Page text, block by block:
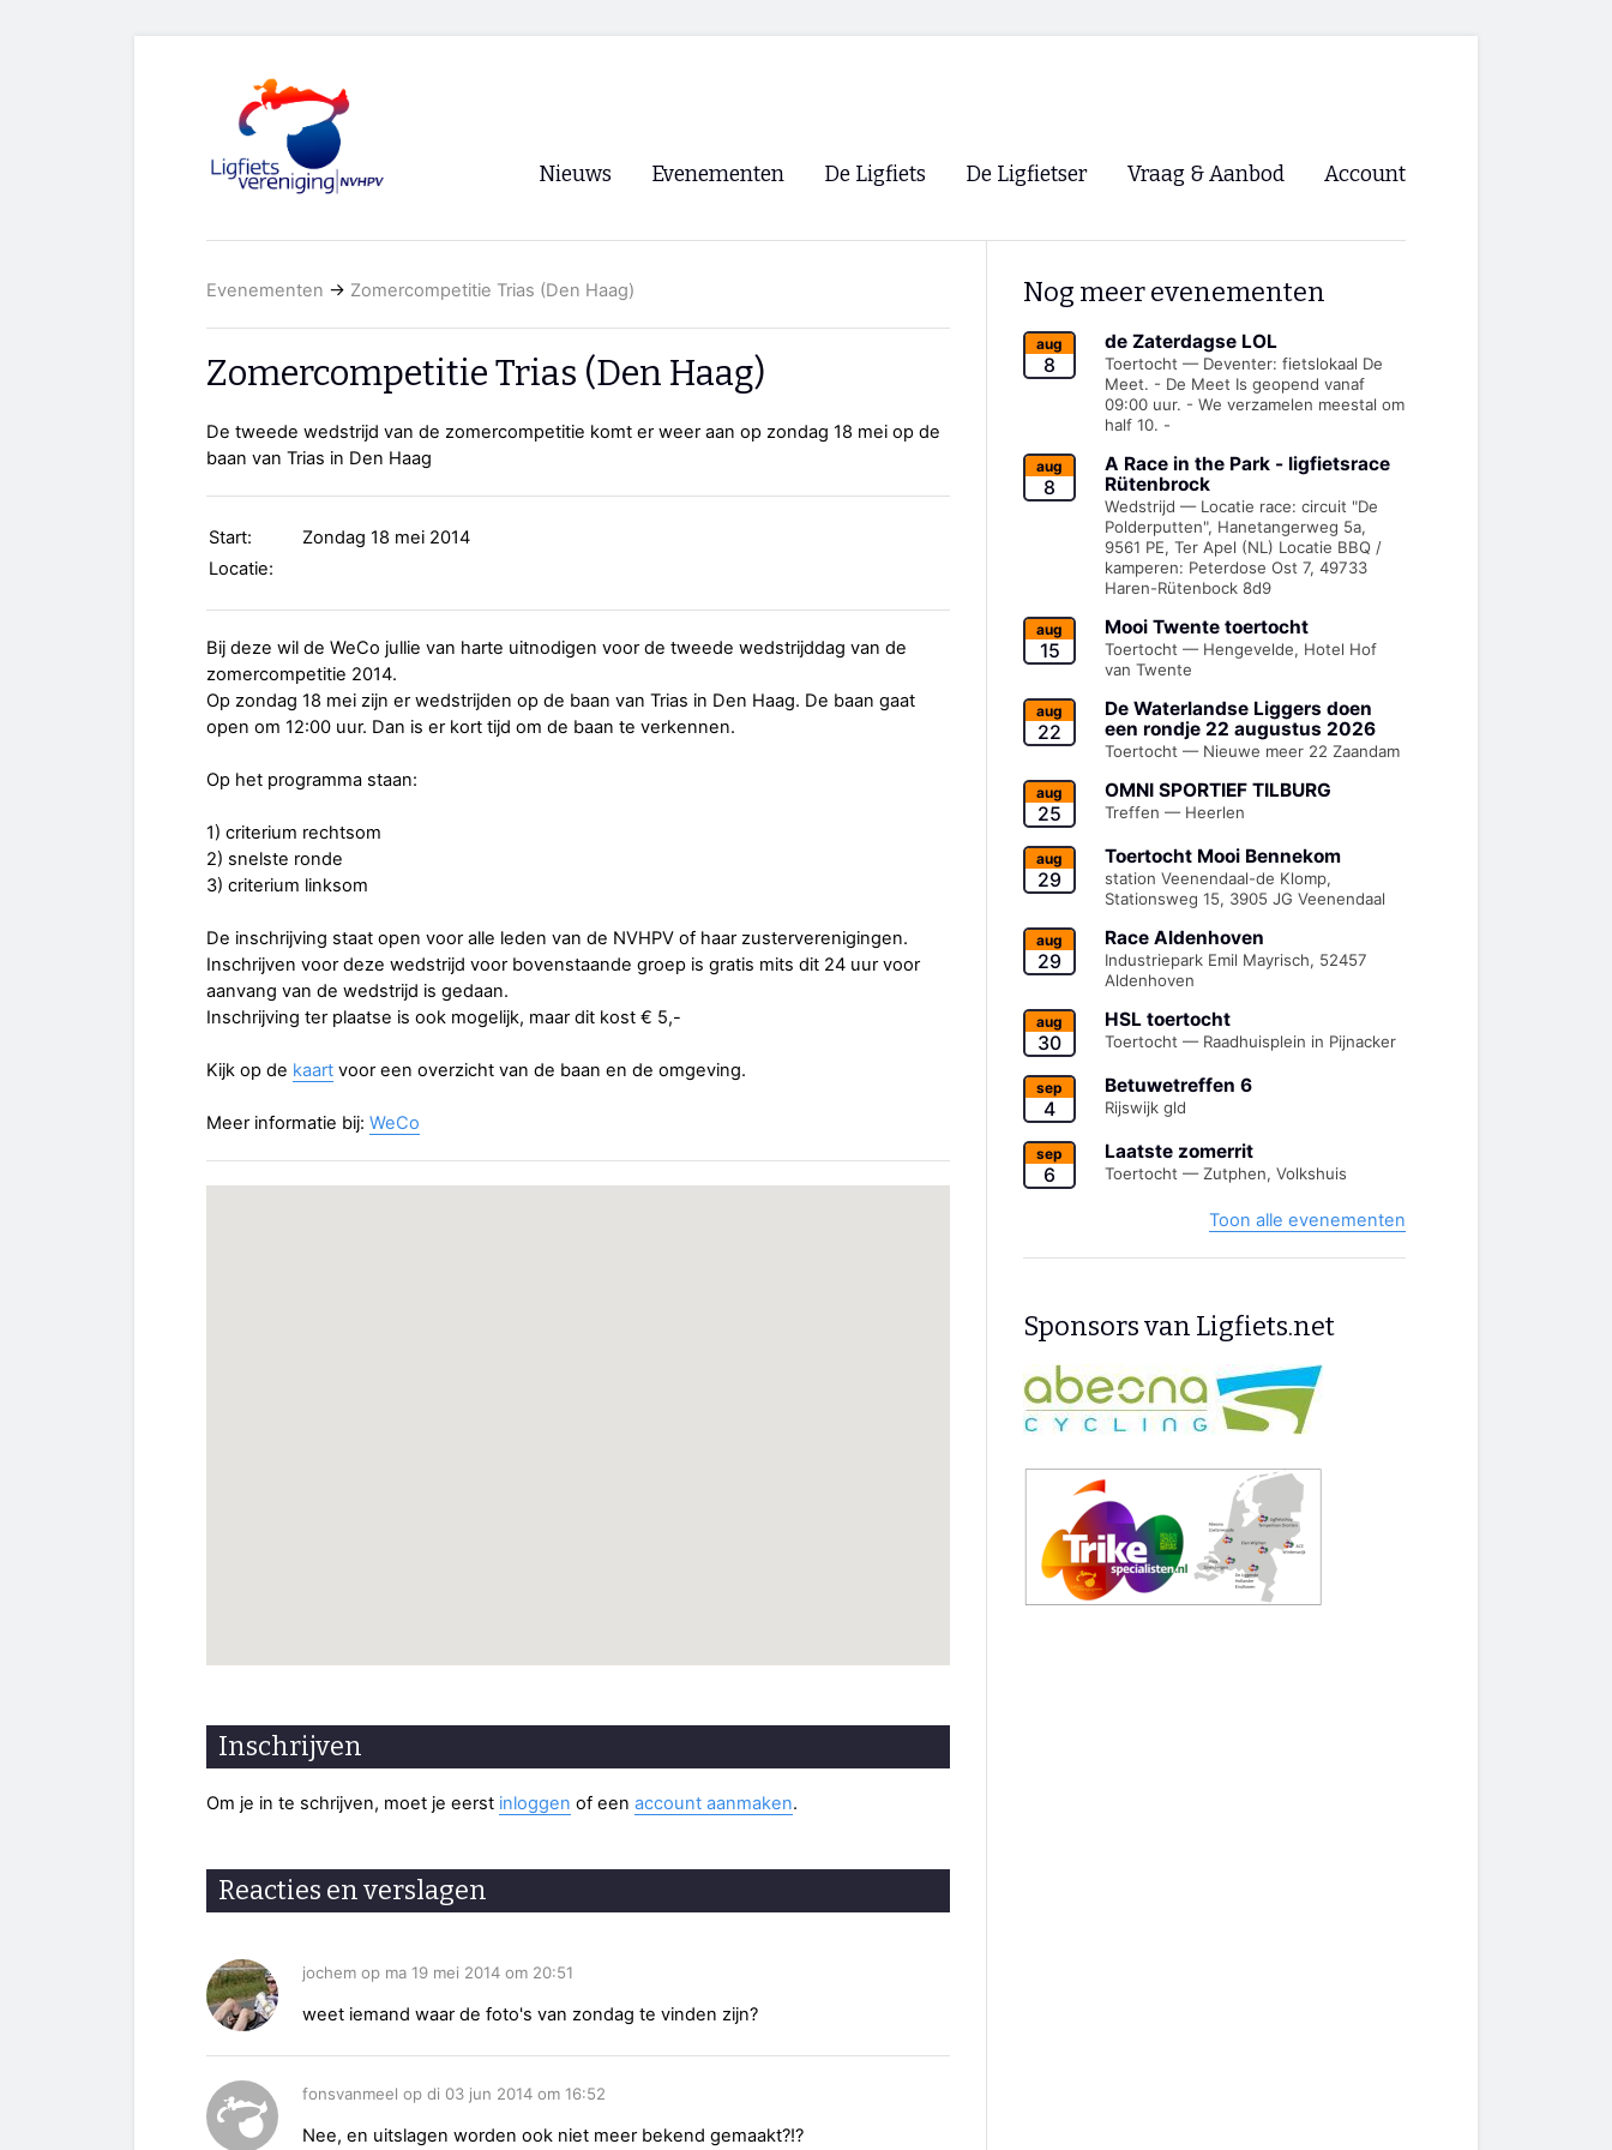
Nieuws
RSS
Evenementen
WK Ligfietsen 2026
De Ligfiets De Ligfietser
Ligfietsvereninging NVHPV
Lokale Fietsverenigingen
EHPVA & EuSupino 🡺
Forum ligfietsers.nl 🡺
Vraag & Aanbod Account
Registreren
Evenementen → Zomercompetitie Trias (Den Haag)
Zomercompetitie Trias (Den Haag)
De tweede wedstrijd van de zomercompetitie komt er weer aan op zondag 18 mei op de
baan van Trias in Den Haag
Start:
Zondag 18 mei 2014
Locatie:
Bij deze wil de WeCo jullie van harte uitnodigen voor de tweede wedstrijddag van de
zomercompetitie 2014.
Op zondag 18 mei zijn er wedstrijden op de baan van Trias in Den Haag. De baan gaat
open om 12:00 uur. Dan is er kort tijd om de baan te verkennen.
Op het programma staan:
1) criterium rechtsom
2) snelste ronde
3) criterium linksom
De inschrijving staat open voor alle leden van de NVHPV of haar zusterverenigingen.
Inschrijven voor deze wedstrijd voor bovenstaande groep is gratis mits dit 24 uur voor
aanvang van de wedstrijd is gedaan.
Inschrijving ter plaatse is ook mogelijk, maar dit kost € 5,-
Kijk op de kaart voor een overzicht van de baan en de omgeving.
Meer informatie bij: WeCo
Inschrijven
Om je in te schrijven, moet je eerst inloggen of een account aanmaken.
Reacties en verslagen
jochem op ma 19 mei 2014 om 20:51
weet iemand waar de foto's van zondag te vinden zijn?
fonsvanmeel op di 03 jun 2014 om 16:52
Nee, en uitslagen worden ook niet meer bekend gemaakt?!?
Nog meer evenementen
aug
8
de Zaterdagse LOL
Toertocht — Deventer: fietslokaal De
Meet. - De Meet Is geopend vanaf
09:00 uur. - We verzamelen meestal om
half 10. -
aug
8
A Race in the Park - ligfietsrace
Rütenbrock
Wedstrijd — Locatie race: circuit "De
Polderputten", Hanetangerweg 5a,
9561 PE, Ter Apel (NL) Locatie BBQ /
kamperen: Peterdose Ost 7, 49733
Haren-Rütenbock 8d9
aug
15
Mooi Twente toertocht
Toertocht — Hengevelde, Hotel Hof
van Twente
aug
22
De Waterlandse Liggers doen
een rondje 22 augustus 2026
Toertocht — Nieuwe meer 22 Zaandam
aug
25
OMNI SPORTIEF TILBURG
Treffen — Heerlen
aug
29
Toertocht Mooi Bennekom
station Veenendaal-de Klomp,
Stationsweg 15, 3905 JG Veenendaal
aug
29
Race Aldenhoven
Industriepark Emil Mayrisch, 52457
Aldenhoven
aug
30
HSL toertocht
Toertocht — Raadhuisplein in Pijnacker
sep
4
Betuwetreffen 6
Rijswijk gld
sep
6
Laatste zomerrit
Toertocht — Zutphen, Volkshuis
Toon alle evenementen
Sponsors van Ligfiets.net